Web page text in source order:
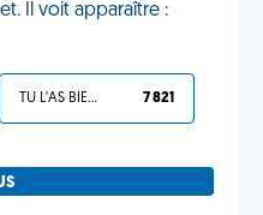
Il voit apparaître :
TU L'AS BIEN MÉRITÉ 7 821